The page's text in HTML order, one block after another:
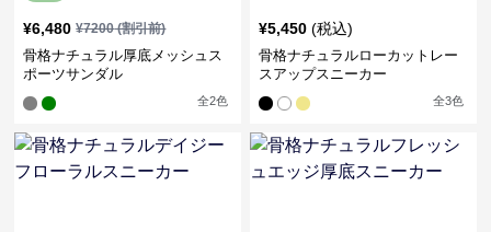
¥6,480 ¥7200(割引前)
骨格ナチュラル厚底メッシュス
ポーツサンダル
全2色
¥5,450 (税込)
骨格ナチュラルローカットレー
スアップスニーカー
全3色